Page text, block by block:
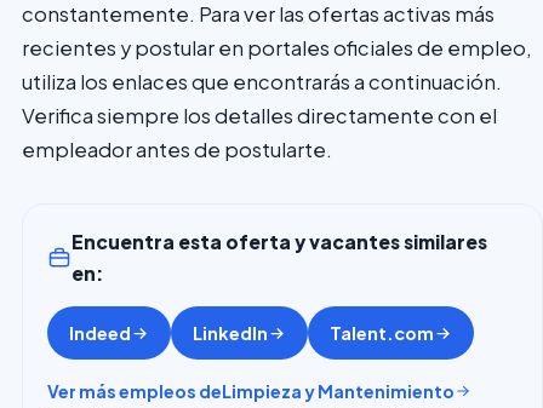
constantemente. Para ver las ofertas activas más
recientes y postular en portales oficiales de empleo,
utiliza los enlaces que encontrarás a continuación.
Verifica siempre los detalles directamente con el
empleador antes de postularte.
Encuentra esta oferta y vacantes similares
en:
Indeed LinkedIn Talent.com
Ver más empleos deLimpieza y Mantenimiento